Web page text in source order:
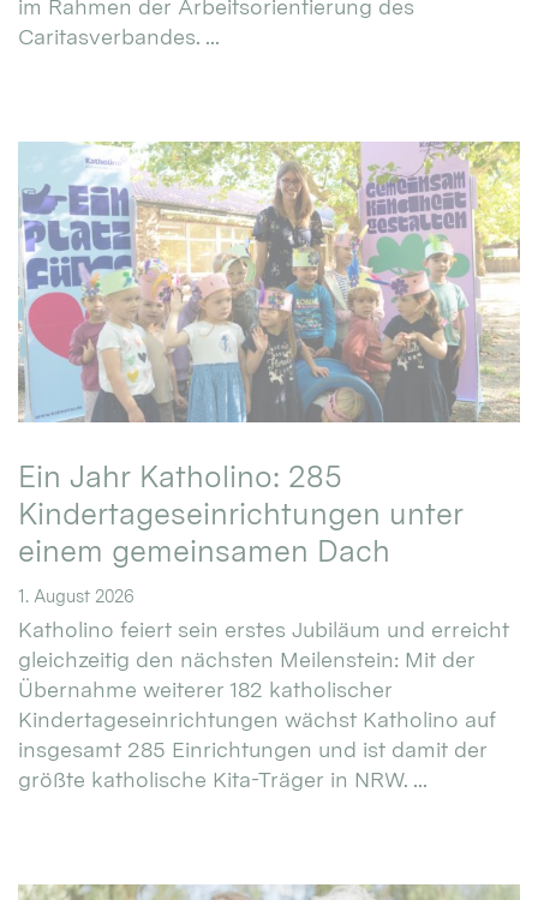
im Rahmen der Arbeitsorientierung des
Caritasverbandes. ...
Ein Jahr Katholino: 285
Kindertageseinrichtungen unter
einem gemeinsamen Dach
1. August 2026
Katholino feiert sein erstes Jubiläum und erreicht
gleichzeitig den nächsten Meilenstein: Mit der
Übernahme weiterer 182 katholischer
Kindertageseinrichtungen wächst Katholino auf
insgesamt 285 Einrichtungen und ist damit der
größte katholische Kita-Träger in NRW. ...